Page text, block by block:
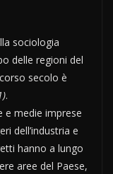
sociologia
delle regioni del
secolo è
.
e medie imprese
dell’industria e
hanno a lungo
aree del Paese,